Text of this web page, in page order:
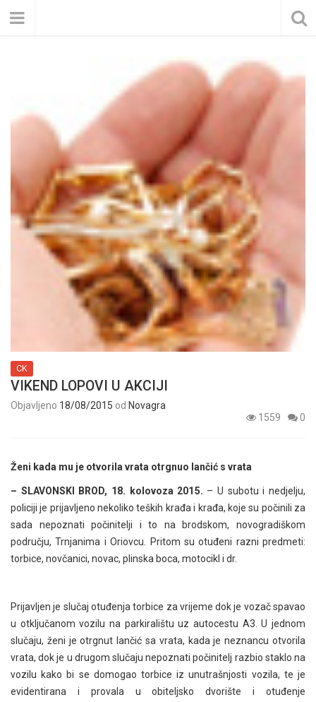
CK
VIKEND LOPOVI U AKCIJI
Objavljeno 18/08/2015 od Novagra
1559
0
Ženi kada mu je otvorila vrata otrgnuo lančić s vrata
– SLAVONSKI BROD, 18. kolovoza 2015. – U subotu i nedjelju,
policiji je prijavljeno nekoliko teških krađa i krađa, koje su počinili za
sada nepoznati počinitelji i to na brodskom, novogradiškom
području, Trnjanima i Oriovcu. Pritom su otuđeni razni predmeti:
torbice, novčanici, novac, plinska boca, motocikl i dr.
Prijavljen je slučaj otuđenja torbice za vrijeme dok je vozač spavao
u otključanom vozilu na parkiralištu uz autocestu A3. U jednom
slučaju, ženi je otrgnut lančić sa vrata, kada je neznancu otvorila
vrata, dok je u drugom slučaju nepoznati počinitelj razbio staklo na
vozilu kako bi se domogao torbice iz unutrašnjosti vozila, te je
evidentirana i provala u obiteljsko dvorište i otuđenje